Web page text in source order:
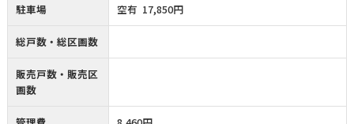
駐車場 空有 17,850円
総戸数・総区画数
販売戸数・販売区
画数